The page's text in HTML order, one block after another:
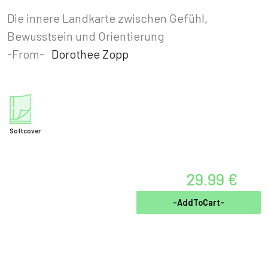
Die innere Landkarte zwischen Gefühl,
Bewusstsein und Orientierung
-From- Dorothee Zopp
Softcover
29.99 €
-AddToCart-